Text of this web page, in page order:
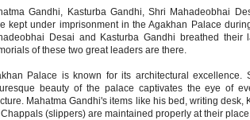
Gandhi, Kasturba Gandhi, Shri Mahadeobhai
kept under imprisonment in the Agakhan Palace
Desai and Kasturba Gandhi breathed
of these two great leaders are there.
Palace is known for its architectural excellence.
beauty of the palace captivates the eye of
Mahatma Gandhi's items like his bed, writing desk,
Chappals (slippers) are maintained properly at their